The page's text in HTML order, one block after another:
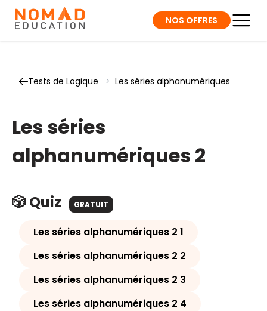
NOS OFFRES
Tests de Logique > Les séries alphanumériques
Les séries
alphanumériques 2
🎲 Quiz GRATUIT
Les séries alphanumériques 2 1
Les séries alphanumériques 2 2
Les séries alphanumériques 2 3
Les séries alphanumériques 2 4